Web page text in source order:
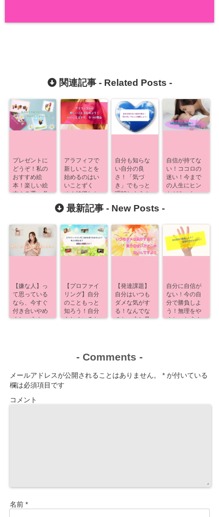
関連記事 - Related Posts -
プレゼントに
どうぞ！私の
おすすめ絵
本！楽しい絵
本！５選、必
アラフィフで
新しいことを
始めるのはい
いことずく
め！納得しち
ゃう５つの理
由！
自分も知らな
い自分の良
さ！「気づ
き」でもっと
理解しよう！
自信が持てな
い！ココロの
迷い！今まで
の人生にヒン
トがあった
最新記事 - New Posts -
【嫌な人】っ
て思っている
なら、今すぐ
付き合いやめ
ましょう！
【プロファイ
リング】自分
のこともっと
知ろう！自分
らしくいるた
【発達課題】
自分はいつも
ダメな気がす
る！なんでな
のか、少し見
自分に自信が
ない！今の自
分で勝負しよ
う！無理をや
めちゃおう！
- Comments -
メールアドレスが公開されることはありません。 * が付いている
欄は必須項目です
コメント
名前 *